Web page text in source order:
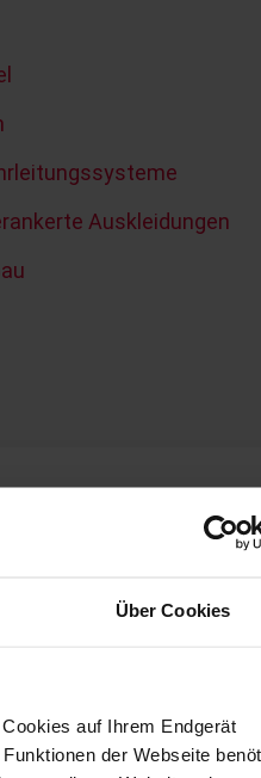
Über Cookies
auf Ihrem Endgerät
der Webseite
Auskleidungen